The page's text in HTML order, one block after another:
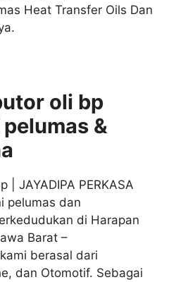
Heat Transfer Oils Dan
oli bp
pelumas &
JAYADIPA PERKASA
pelumas dan
di Harapan
Barat –
berasal dari
dan Otomotif. Sebagai